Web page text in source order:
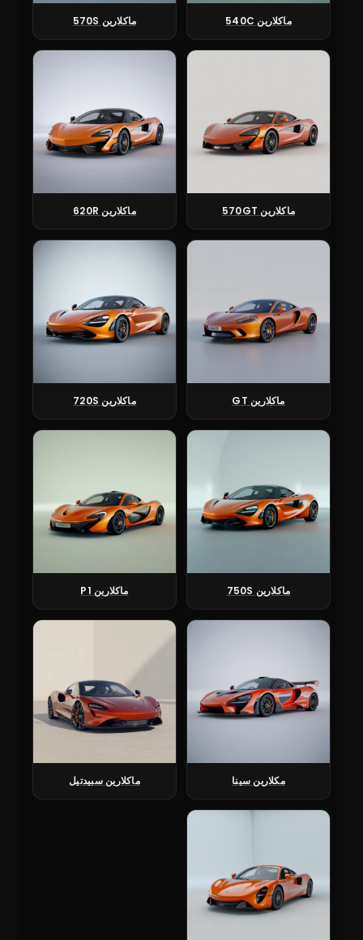
ماكلارين 540C ماكلارين 570S
ماكلارين 570GT ماكلارين 620R
ماكلارين GT ماكلارين 720S
ماكلارين 750S ماكلارين P1
مكلارين سينا ماكلارين سبيدتيل